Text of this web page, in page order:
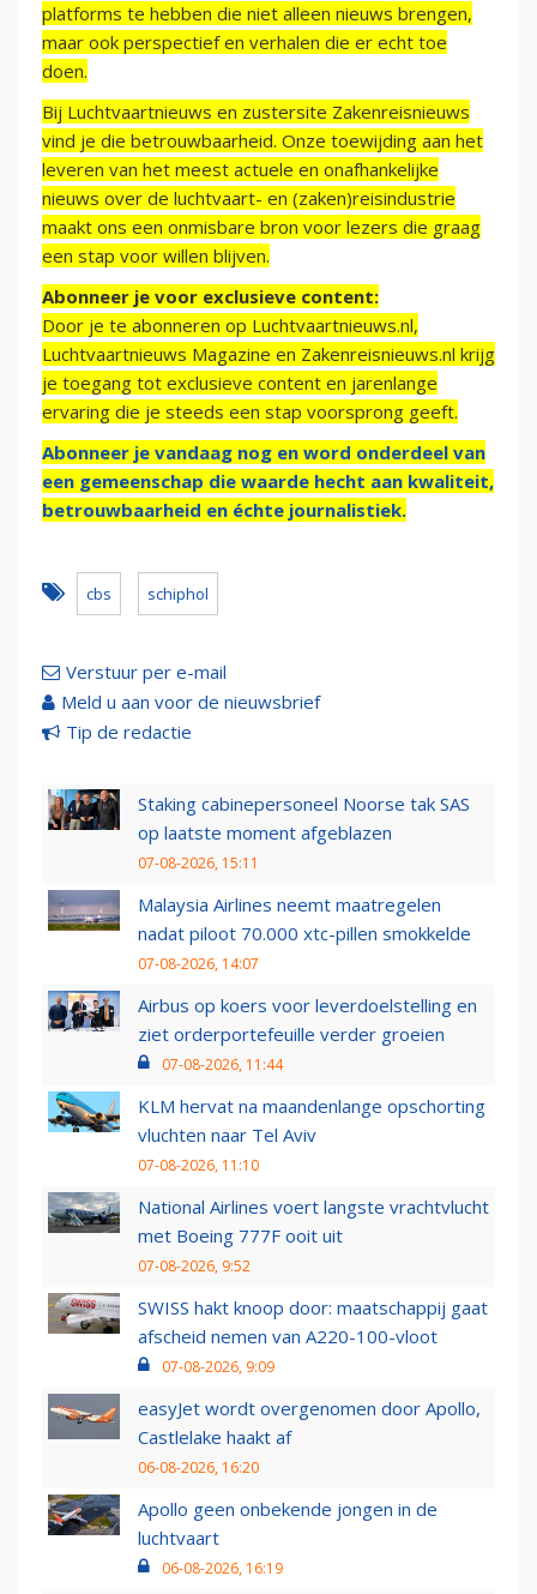
platforms te hebben die niet alleen nieuws brengen,
maar ook perspectief en verhalen die er echt toe
doen.
Bij Luchtvaartnieuws en zustersite Zakenreisnieuws
vind je die betrouwbaarheid. Onze toewijding aan het
leveren van het meest actuele en onafhankelijke
nieuws over de luchtvaart- en (zaken)reisindustrie
maakt ons een onmisbare bron voor lezers die graag
een stap voor willen blijven.
Abonneer je voor exclusieve content:
Door je te abonneren op Luchtvaartnieuws.nl,
Luchtvaartnieuws Magazine en Zakenreisnieuws.nl krijg
je toegang tot exclusieve content en jarenlange
ervaring die je steeds een stap voorsprong geeft.
Abonneer je vandaag nog en word onderdeel van
een gemeenschap die waarde hecht aan kwaliteit,
betrouwbaarheid en échte journalistiek.
cbs schiphol
Verstuur per e-mail
Meld u aan voor de nieuwsbrief
Tip de redactie
Staking cabinepersoneel Noorse tak SAS
op laatste moment afgeblazen
07-08-2026, 15:11
Malaysia Airlines neemt maatregelen
nadat piloot 70.000 xtc-pillen smokkelde
07-08-2026, 14:07
Airbus op koers voor leverdoelstelling en
ziet orderportefeuille verder groeien
07-08-2026, 11:44
KLM hervat na maandenlange opschorting
vluchten naar Tel Aviv
07-08-2026, 11:10
National Airlines voert langste vrachtvlucht
met Boeing 777F ooit uit
07-08-2026, 9:52
SWISS hakt knoop door: maatschappij gaat
afscheid nemen van A220-100-vloot
07-08-2026, 9:09
easyJet wordt overgenomen door Apollo,
Castlelake haakt af
06-08-2026, 16:20
Apollo geen onbekende jongen in de
luchtvaart
06-08-2026, 16:19